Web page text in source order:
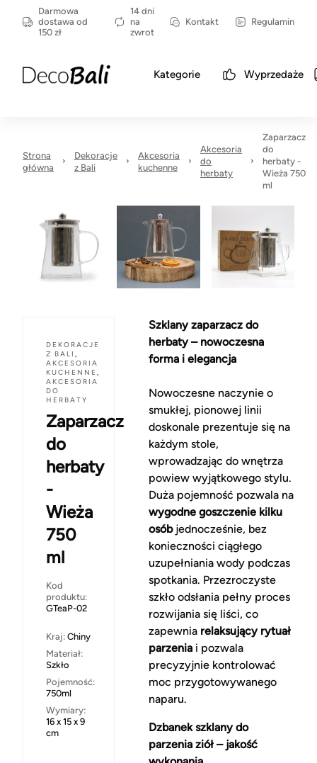
Darmowa
dostawa od
150 zł
14 dni
na
zwrot
Kontakt Regulamin
Kategorie Wyprzedaże
Strona
główna
Dekoracje
z Bali
Akcesoria
kuchenne
Akcesoria
do
herbaty
Zaparzacz
do
herbaty -
Wieża 750
ml
DEKORACJE
Z BALI ,
AKCESORIA
KUCHENNE ,
AKCESORIA
DO
HERBATY
Zaparzacz
do
herbaty
-
Wieża
750
ml
Kod
produktu:
GTeaP-02
Kraj: Chiny
Materiał:
Szkło
Pojemność:
750ml
Wymiary:
16 x 15 x 9
cm
Szklany zaparzacz do
herbaty – nowoczesna
forma i elegancja
Nowoczesne naczynie o
smukłej, pionowej linii
doskonale prezentuje się na
każdym stole,
wprowadzając do wnętrza
powiew wyjątkowego stylu.
Duża pojemność pozwala na
wygodne goszczenie kilku
osóbjednocześnie, bez
konieczności ciągłego
uzupełniania wody podczas
spotkania. Przezroczyste
szkło odsłania pełny proces
rozwijania się liści, co
zapewnia relaksujący rytuał
parzeniai pozwala
precyzyjnie kontrolować
moc przygotowywanego
naparu.
Dzbanek szklany do
parzenia ziół – jakość